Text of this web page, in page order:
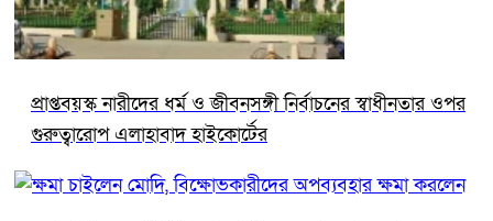
প্রাপ্তবয়স্ক নারীদের ধর্ম ও জীবনসঙ্গী নির্বাচনের স্বাধীনতার ওপর
গুরুত্বারোপ এলাহাবাদ হাইকোর্টের